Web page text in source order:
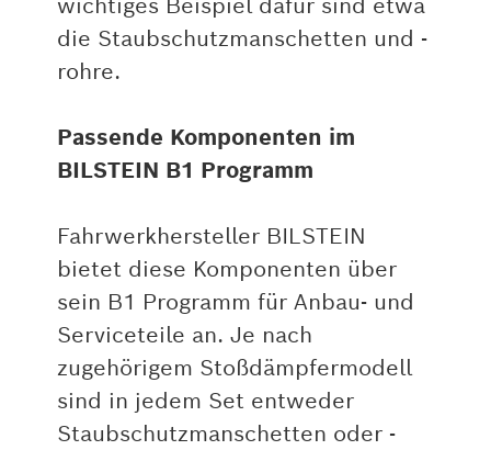
die Staubschutzmanschetten und -
rohre.
Passende Komponenten im
BILSTEIN B1 Programm
Fahrwerkhersteller BILSTEIN
bietet diese Komponenten über
sein B1 Programm für Anbau- und
Serviceteile an. Je nach
zugehörigem Stoßdämpfermodell
sind in jedem Set entweder
Staubschutzmanschetten oder -